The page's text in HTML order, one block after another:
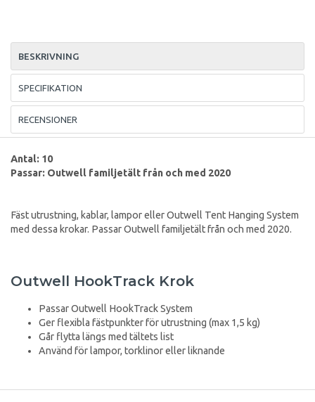
BESKRIVNING
SPECIFIKATION
RECENSIONER
Antal: 10
Passar: Outwell familjetält från och med 2020
Fäst utrustning, kablar, lampor eller Outwell Tent Hanging System
med dessa krokar. Passar Outwell familjetält från och med 2020.
Outwell HookTrack Krok
Passar Outwell HookTrack System
Ger flexibla fästpunkter för utrustning (max 1,5 kg)
Går flytta längs med tältets list
Använd för lampor, torklinor eller liknande